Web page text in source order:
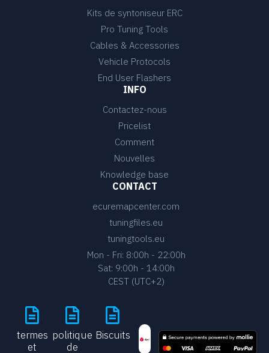
Kits de syntoniseur ERC
Pro Tuning Tools
Cables & Accessories
Vehicle Protocols
End User Flashers
INFO
Contactez-nous
Pricelist
Comment
Nouvelles
Knowledge base
CONTACT
ecuremapcenter.com
tuningfiles.eu
tuningtools.eu
Mon - Fri: 8:00h - 22:00h
Sat: 9:00h - 14:00h
CEST (UTC+2)
termes
et
politique
de
Biscuits